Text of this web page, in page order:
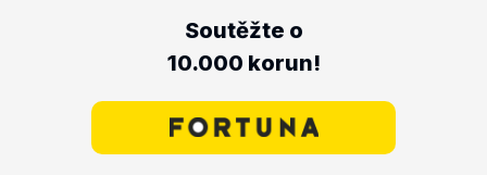
Soutěžte o
10.000 korun!